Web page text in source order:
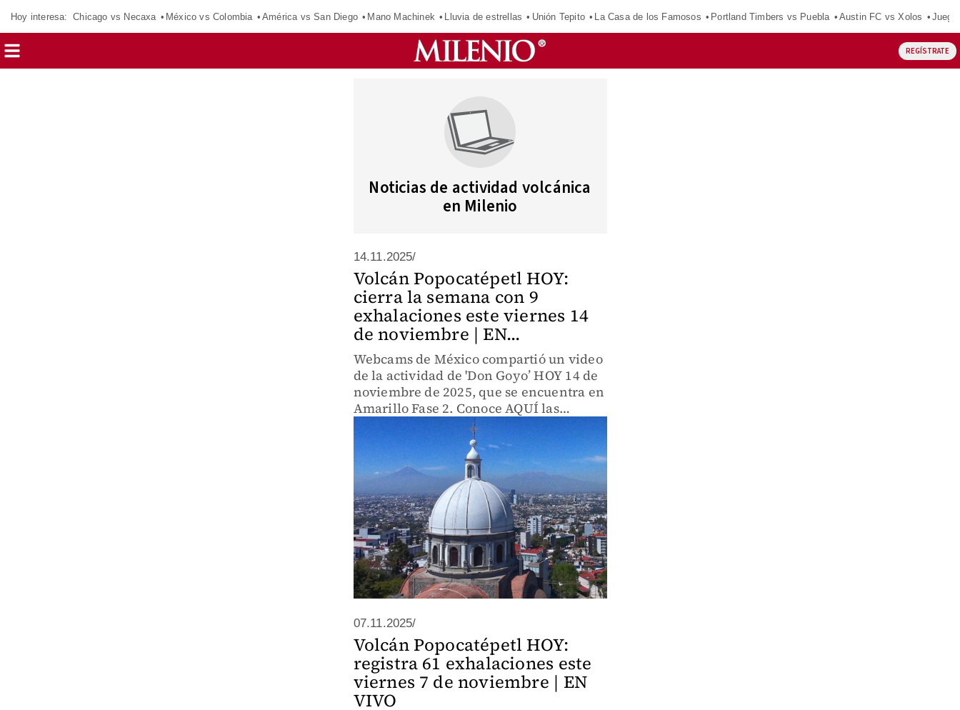
Hoy interesa: Chicago vs Necaxa México vs Colombia América vs San Diego Mano Machinek Lluvia de estrellas Unión Tepito La Casa de los Famosos Portland Timbers vs Puebla Austin FC vs Xolos
REGÍSTRATE
Noticias de actividad volcánica
en Milenio
14.11.2025/
Volcán Popocatépetl HOY:
cierra la semana con 9
exhalaciones este viernes 14
de noviembre | EN...
Webcams de México compartió un video
de la actividad de 'Don Goyo’ HOY 14 de
noviembre de 2025, que se encuentra en
Amarillo Fase 2. Conoce AQUÍ las
últimas noticias.
07.11.2025/
Volcán Popocatépetl HOY:
registra 61 exhalaciones este
viernes 7 de noviembre | EN
VIVO